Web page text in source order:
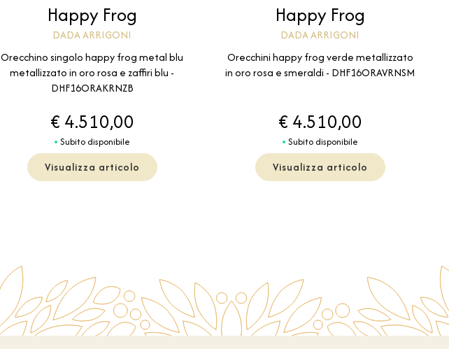
Happy Frog
DADA ARRIGONI
Orecchino singolo happy frog metal blu
metallizzato in oro rosa e zaffiri blu -
DHF16ORAKRNZB
€ 4.510,00
Subito disponibile
Visualizza articolo
Happy Frog
DADA ARRIGONI
Orecchini happy frog verde metallizzato
in oro rosa e smeraldi - DHF16ORAVRNSM
€ 4.510,00
Subito disponibile
Visualizza articolo